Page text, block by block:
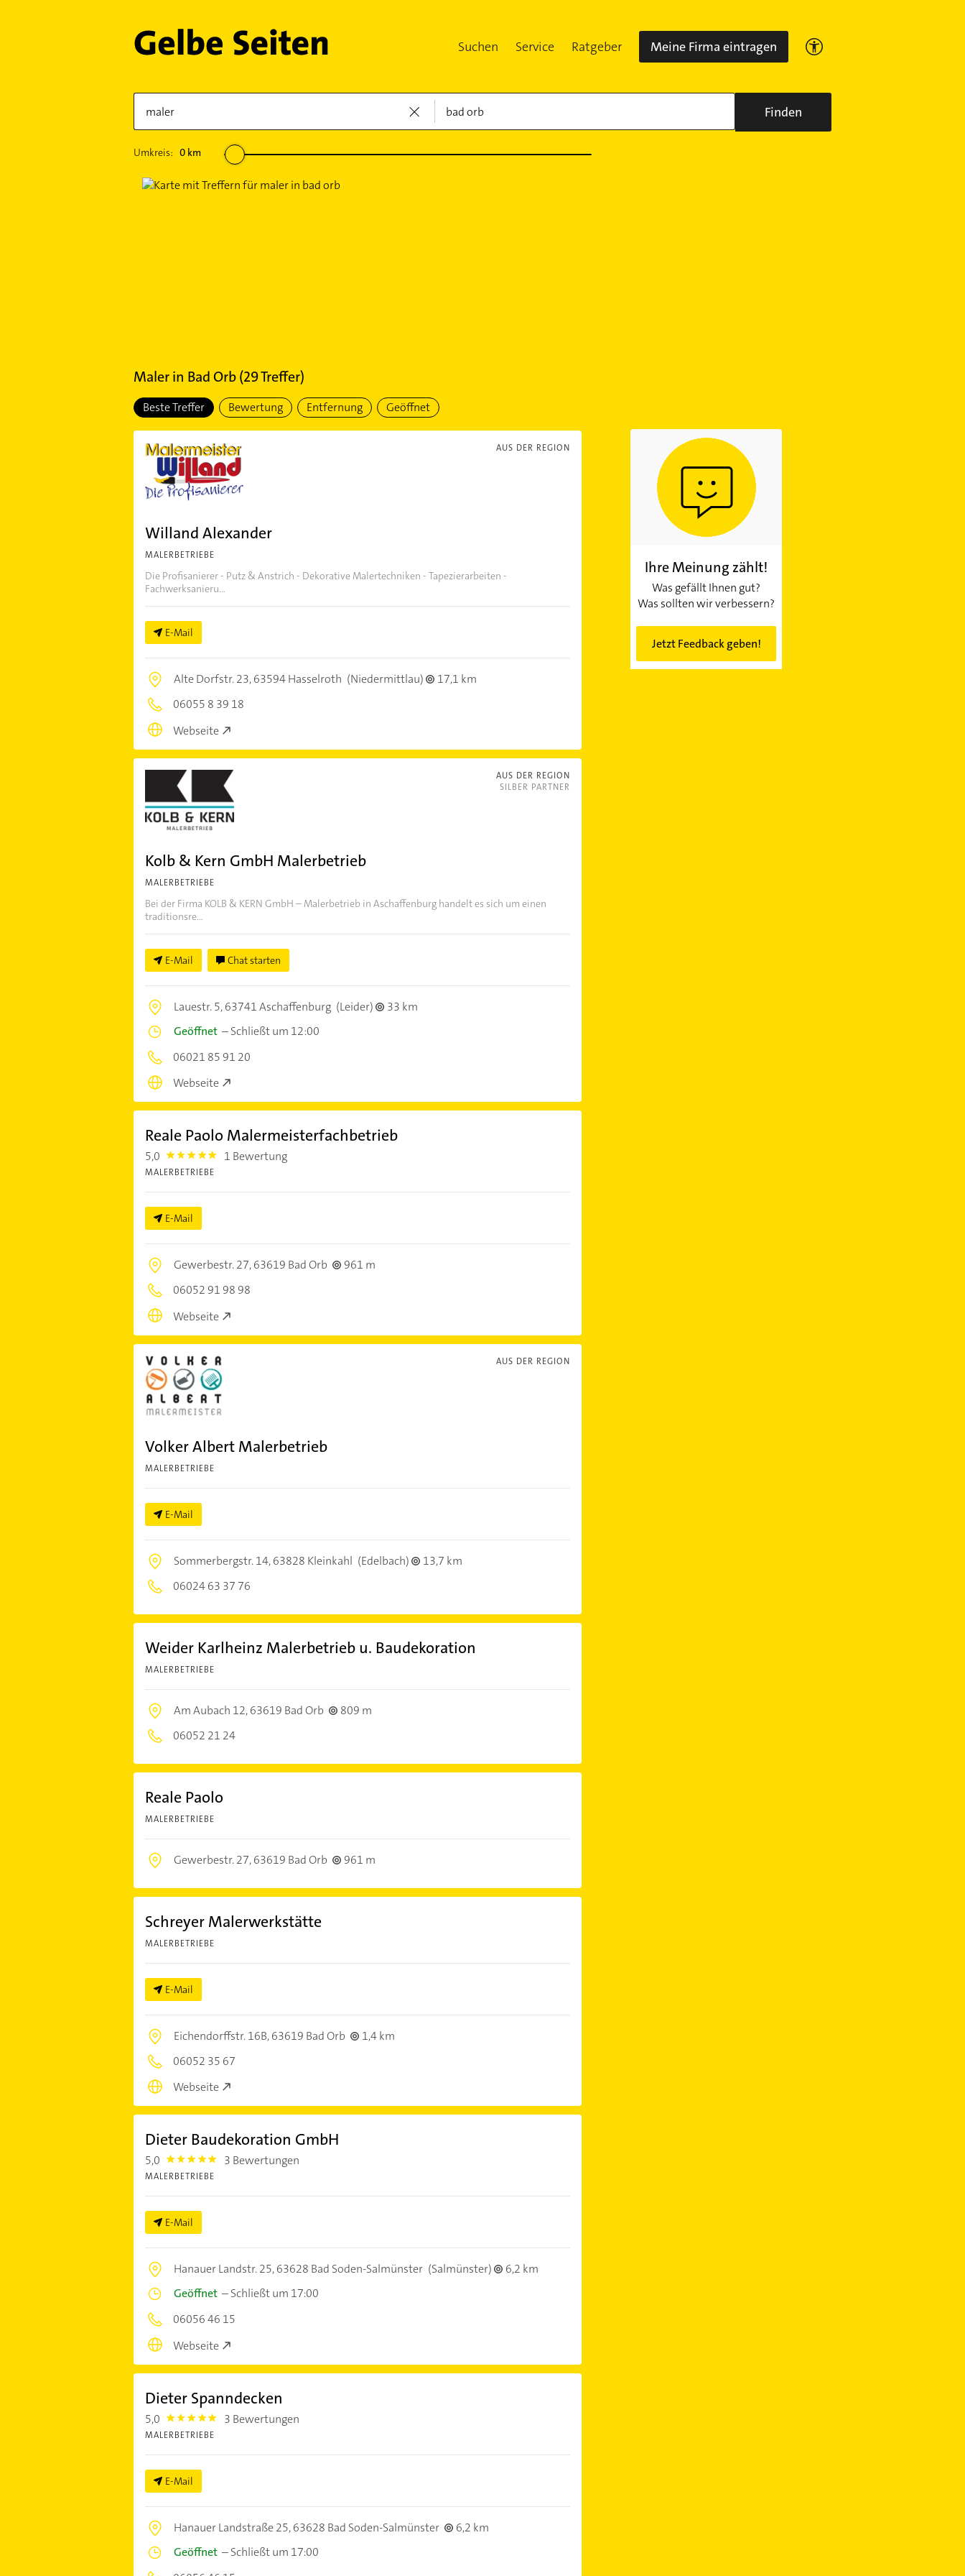
Suchen Service Ratgeber Meine Firma eintragen
Finden
Umkreis: 0km
Malerin Bad Orb(29Treffer)
Beste Treffer Bewertung Entfernung Geöffnet
AUS DER REGION
Willand Alexander
MALERBETRIEBE
Die Profisanierer - Putz & Anstrich - Dekorative Malertechniken - Tapezierarbeiten -
Fachwerksanieru...
E-Mail
Alte Dorfstr. 23,63594 Hasselroth (Niedermittlau)
17,1 km
06055 8 39 18
Webseite
AUS DER REGION
SILBER PARTNER
Kolb & Kern GmbH Malerbetrieb
MALERBETRIEBE
Bei der Firma KOLB & KERN GmbH – Malerbetrieb in Aschaffenburg handelt es sich um einen
traditionsre...
E-Mail Chat starten
Lauestr. 5,63741 Aschaffenburg (Leider)
33 km
Geöffnet–Schließt um 12:00
06021 85 91 20
Webseite
Reale Paolo Malermeisterfachbetrieb
5,0 5.0 1 Bewertung
MALERBETRIEBE
E-Mail
Gewerbestr. 27,63619 Bad Orb
961 m
06052 91 98 98
Webseite
AUS DER REGION
Volker Albert Malerbetrieb
MALERBETRIEBE
E-Mail
Sommerbergstr. 14,63828 Kleinkahl (Edelbach)
13,7 km
06024 63 37 76
Weider Karlheinz Malerbetrieb u. Baudekoration
MALERBETRIEBE
Am Aubach 12,63619 Bad Orb
809 m
06052 21 24
Reale Paolo
MALERBETRIEBE
Gewerbestr. 27,63619 Bad Orb 961 m
Schreyer Malerwerkstätte
MALERBETRIEBE
E-Mail
Eichendorffstr. 16B,63619 Bad Orb
1,4 km
06052 35 67
Webseite
Dieter Baudekoration GmbH
5,0 5.0 3 Bewertungen
MALERBETRIEBE
E-Mail
Hanauer Landstr. 25,63628 Bad Soden-Salmünster (Salmünster)
6,2 km
Geöffnet–Schließt um 17:00
06056 46 15
Webseite
Dieter Spanndecken
5,0 5.0 3 Bewertungen
MALERBETRIEBE
E-Mail
Hanauer Landstraße 25,63628 Bad Soden-Salmünster
6,2 km
Geöffnet–Schließt um 17:00
Ihre Meinung zählt!
Was gefällt Ihnen gut?
Was sollten wir verbessern?
Jetzt Feedback geben!